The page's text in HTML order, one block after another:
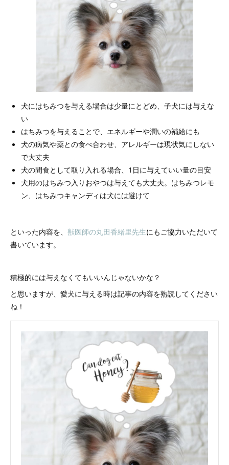
犬にはちみつを与える場合は少量にとどめ、子犬には与えな
い
はちみつを与えることで、エネルギーや潤いの補給にも
犬の病気や薬との食べ合わせ、アレルギーは現状気にしない
で大丈夫
犬の間食として取り入れる場合、1日に与えていい量の目安
犬用のはちみつ入りおやつは与えても大丈夫。はちみつレモ
ン、はちみつキャンディは犬には避けて
といった内容を、 獣医師の丸田香緒里先生にもご協力いただいて
書いています。
積極的には与えなくてもいいんじゃないかな？
と思いますが、愛犬に与える時は記事の内容を熟読してください
ね！